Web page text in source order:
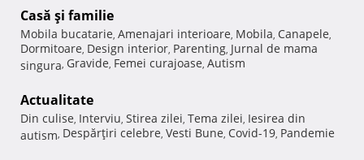
Casă şi familie
Mobila bucatarie, Amenajari interioare, Mobila, Canapele,
Dormitoare, Design interior, Parenting, Jurnal de mama
singura, Gravide, Femei curajoase, Autism
Actualitate
Din culise, Interviu, Stirea zilei, Tema zilei, Iesirea din
autism, Despărţiri celebre, Vesti Bune, Covid-19, Pandemie